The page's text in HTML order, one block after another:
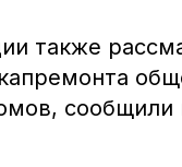
также